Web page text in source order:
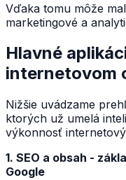
Vďaka tomu môže
marketingové a
Hlavné
internetovom
Nižšie uvádzame
ktorých už umelá
výkonnosť
1. SEO a obsah -
Google